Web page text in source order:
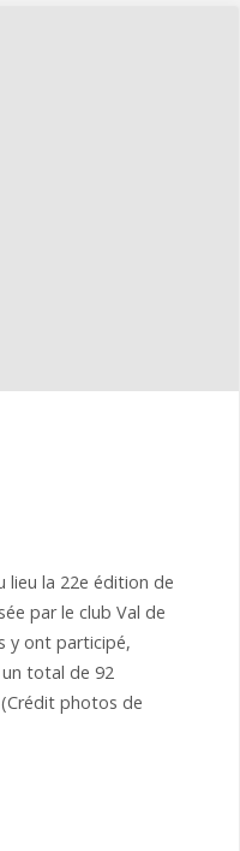
lieu la 22e édition de
par le club Val de
y ont participé,
total de 92
photos de